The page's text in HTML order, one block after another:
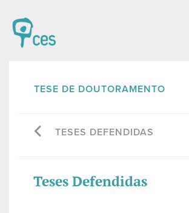
TESE DE DOUTORAMENTO
TESES DEFENDIDAS
Teses Defendidas